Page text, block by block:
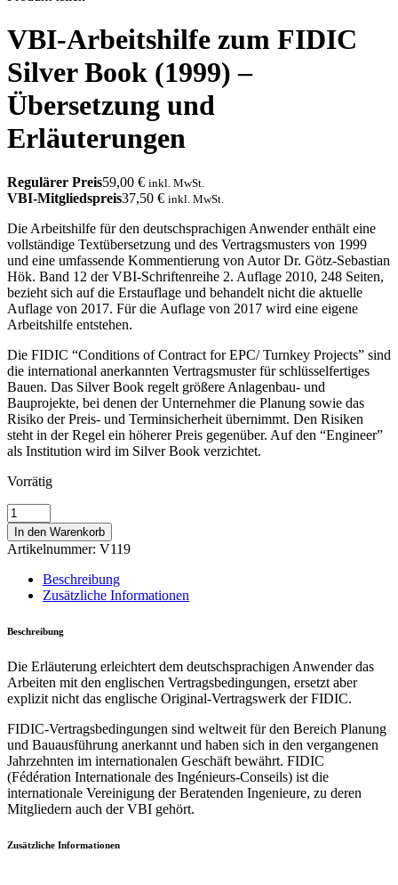
VBI-Arbeitshilfe zum FIDIC
Silver Book (1999) –
Übersetzung und
Erläuterungen
Regulärer Preis59,00 € inkl. MwSt.
VBI-Mitgliedspreis37,50 € inkl. MwSt.
Die Arbeitshilfe für den deutschsprachigen Anwender enthält eine
vollständige Textübersetzung und des Vertragsmusters von 1999
und eine umfassende Kommentierung von Autor Dr. Götz-Sebastian
Hök. Band 12 der VBI-Schriftenreihe 2. Auflage 2010, 248 Seiten,
bezieht sich auf die Erstauflage und behandelt nicht die aktuelle
Auflage von 2017. Für die Auflage von 2017 wird eine eigene
Arbeitshilfe entstehen.
Die FIDIC “Conditions of Contract for EPC/ Turnkey Projects” sind
die international anerkannten Vertragsmuster für schlüsselfertiges
Bauen. Das Silver Book regelt größere Anlagenbau- und
Bauprojekte, bei denen der Unternehmer die Planung sowie das
Risiko der Preis- und Terminsicherheit übernimmt. Den Risiken
steht in der Regel ein höherer Preis gegenüber. Auf den “Engineer”
als Institution wird im Silver Book verzichtet.
Vorrätig
VBI-
Arbeitshilfe
zum
FIDIC
Silver
Book
(1999)
Übersetzung
Erläuterungen
Menge
In den Warenkorb
Artikelnummer: V119
Beschreibung
Zusätzliche Informationen
Beschreibung
Die Erläuterung erleichtert dem deutschsprachigen Anwender das
Arbeiten mit den englischen Vertragsbedingungen, ersetzt aber
explizit nicht das englische Original-Vertragswerk der FIDIC.
FIDIC-Vertragsbedingungen sind weltweit für den Bereich Planung
und Bauausführung anerkannt und haben sich in den vergangenen
Jahrzehnten im internationalen Geschäft bewährt. FIDIC
(Fédération Internationale des Ingénieurs-Conseils) ist die
internationale Vereinigung der Beratenden Ingenieure, zu deren
Mitgliedern auch der VBI gehört.
Zusätzliche Informationen